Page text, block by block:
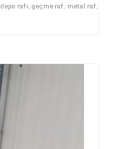
depo rafı, geçme raf, metal raf,